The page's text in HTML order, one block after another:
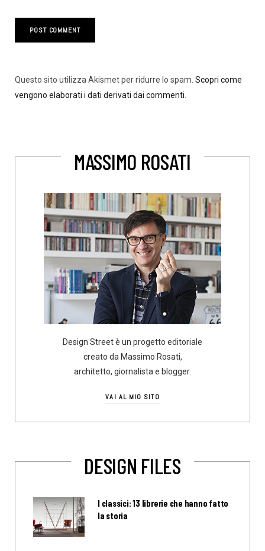
Questo sito utilizza Akismet per ridurre lo spam. Scopri come
vengono elaborati i dati derivati dai commenti
MASSIMO ROSATI
Design Street è un progetto editoriale
creato da Massimo Rosati,
architetto, giornalista e blogger.
VAI AL MIO SITO
DESIGN FILES
I classici: 13 librerie che hanno fatto
la storia